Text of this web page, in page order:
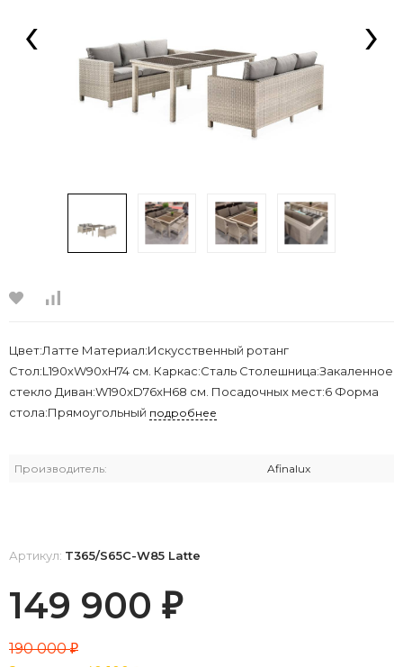
‹ ›
Цвет:Латте Материал:Искусственный ротанг
Стол:L190хW90xH74 см. Каркас:Сталь Столешница:Закаленное
стекло Диван:W190xD76xH68 см. Посадочных мест:6 Форма
стола:Прямоугольный подробнее
Производитель: Afinalux
Артикул: T365/S65C-W85 Latte
149 900 ₽
190 000₽